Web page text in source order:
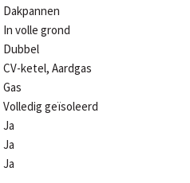
Dakpannen
In volle grond
Dubbel
CV-ketel, Aardgas
Gas
Volledig geïsoleerd
Ja
Ja
Ja